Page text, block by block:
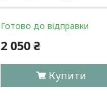
Готово до відправки
2 050 ₴
Купити